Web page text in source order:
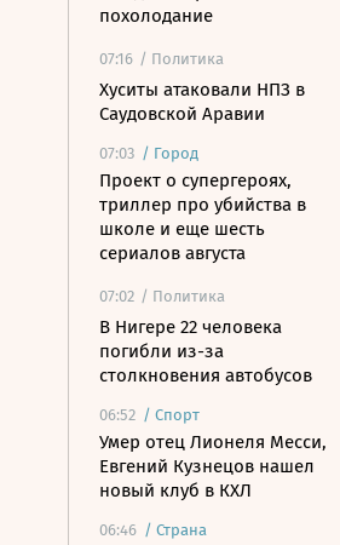
похолодание
07:16 / Политика
Хуситы атаковали НПЗ в
Саудовской Аравии
07:03 / Город
Проект о супергероях,
триллер про убийства в
школе и еще шесть
сериалов августа
07:02 / Политика
В Нигере 22 человека
погибли из-за
столкновения автобусов
06:52 / Спорт
Умер отец Лионеля Месси,
Евгений Кузнецов нашел
новый клуб в КХЛ
06:46 / Страна